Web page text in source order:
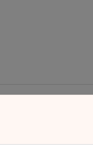
geef je